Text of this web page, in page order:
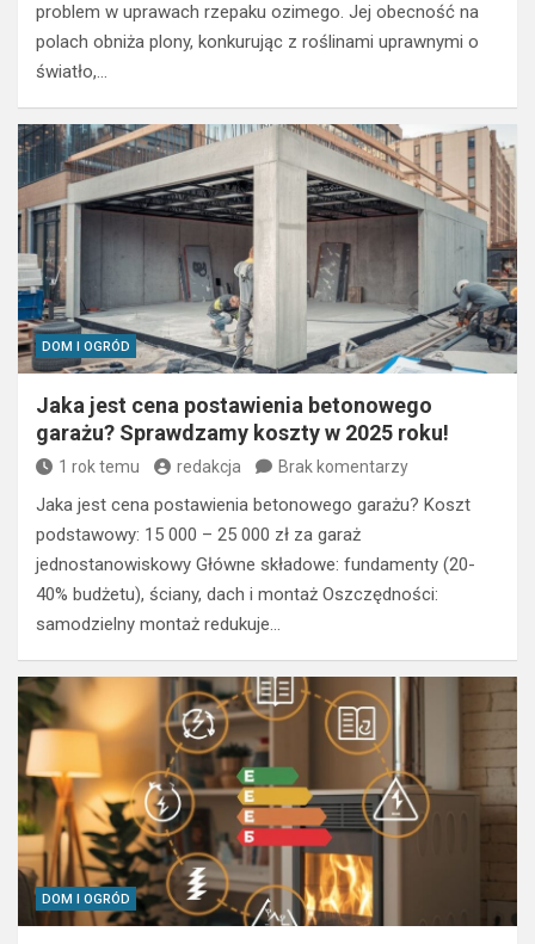
problem w uprawach rzepaku ozimego. Jej obecność na
polach obniża plony, konkurując z roślinami uprawnymi o
światło,…
DOM I OGRÓD
Jaka jest cena postawienia betonowego
garażu? Sprawdzamy koszty w 2025 roku!
1 rok temu redakcja Brak komentarzy
Jaka jest cena postawienia betonowego garażu? Koszt
podstawowy: 15 000 – 25 000 zł za garaż
jednostanowiskowy Główne składowe: fundamenty (20-
40% budżetu), ściany, dach i montaż Oszczędności:
samodzielny montaż redukuje…
DOM I OGRÓD